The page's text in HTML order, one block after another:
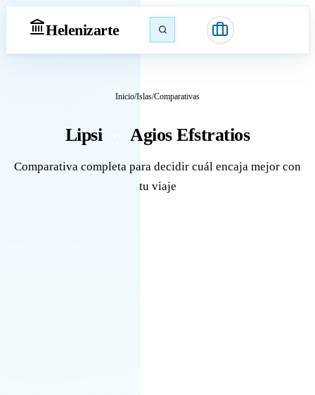
Helenizarte
Inicio/Islas/Comparativas
Lipsi Agios Efstratios
Comparativa completa para decidir cuál encaja mejor con
tu viaje